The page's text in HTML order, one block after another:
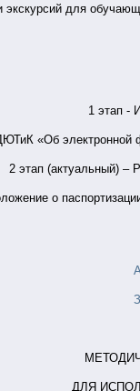
для
1 этап -
«Об электронной
2 этап (актуальный) –
о
ДЛЯ